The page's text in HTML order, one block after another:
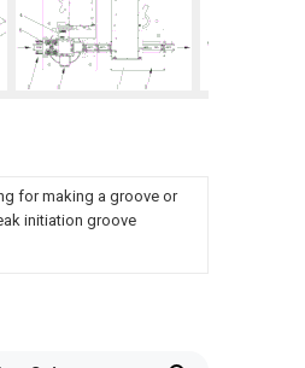
for making a groove or
initiation groove